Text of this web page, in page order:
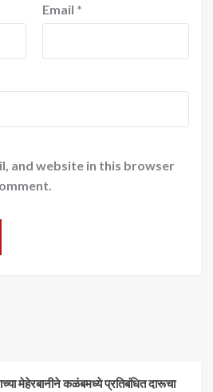
Email *
and website in this browser
मेहेरबानीने कळंबमध्ये प्रतिबंधित दारूचा